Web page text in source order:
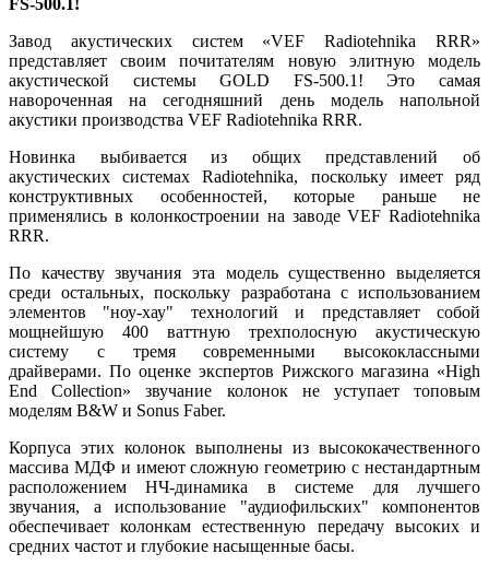
FS-500.1!
Завод акустических систем «VEF Radiotehnika RRR»
представляет своим почитателям новую элитную модель
акустической системы GOLD FS-500.1! Это самая
навороченная на сегодняшний день модель напольной
акустики производства VEF Radiotehnika RRR.
Новинка выбивается из общих представлений об
акустических системах Radiotehnika, поскольку имеет ряд
конструктивных особенностей, которые раньше не
применялись в колонкостроении на заводе VEF Radiotehnika
RRR.
По качеству звучания эта модель существенно выделяется
среди остальных, поскольку разработана с использованием
элементов "ноу-хау" технологий и представляет собой
мощнейшую 400 ваттную трехполосную акустическую
систему с тремя современными высококлассными
драйверами. По оценке экспертов Рижского магазина «High
End Collection» звучание колонок не уступает топовым
моделям B&W и Sonus Faber.
Корпуса этих колонок выполнены из высококачественного
массива МДФ и имеют сложную геометрию с нестандартным
расположением НЧ-динамика в системе для лучшего
звучания, а использование "аудиофильских" компонентов
обеспечивает колонкам естественную передачу высоких и
средних частот и глубокие насыщенные басы.